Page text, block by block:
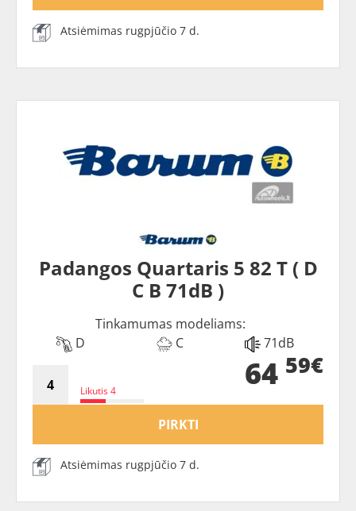
Atsiėmimas rugpjūčio 7 d.
Padangos Quartaris 5 82 T ( D
C B 71dB )
Tinkamumas modeliams:
D
C 71dB
Likutis 4 64 59€
PIRKTI
Atsiėmimas rugpjūčio 7 d.